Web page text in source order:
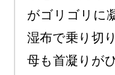
がゴリゴリに
湿布で乗り切
母も首凝りが